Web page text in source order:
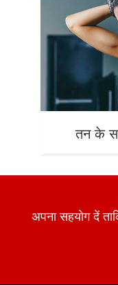
तन के
अपना सहयोग दें